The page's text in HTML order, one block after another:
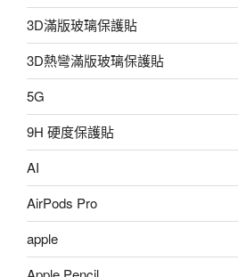
3D滿版玻璃保護貼
3D熱彎滿版玻璃保護貼
5G
9H 硬度保護貼
AI
AirPods Pro
apple